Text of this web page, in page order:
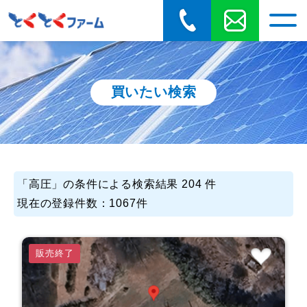
買いたい検索
「 高圧 」の条件による検索結果 204 件
現在の登録件数：1067件
販売終了